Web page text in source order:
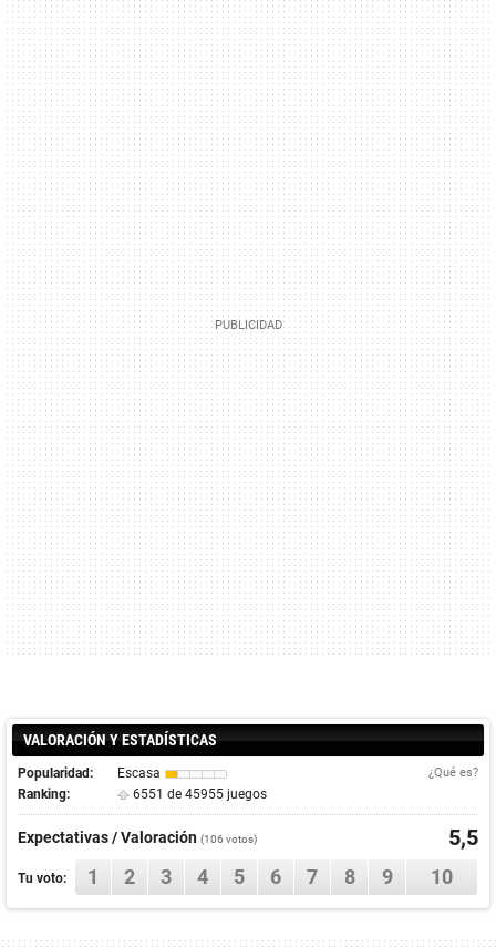
VALORACIÓN Y ESTADÍSTICAS
Popularidad: Escasa ¿Qué es?
Ranking: 6551 de 45955 juegos
Expectativas / Valoración (106 votos) 5,5
Tu voto: 1 2 3 4 5 6 7 8 9 10